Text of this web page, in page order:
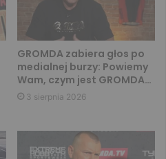
GROMDA zabiera głos po
medialnej burzy: Powiemy
Wam, czym jest GROMDA…
3 sierpnia 2026